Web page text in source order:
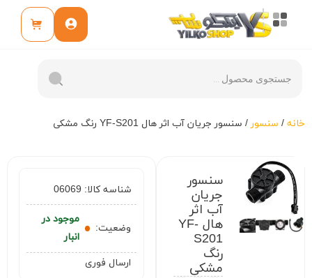
خانه / سنسور / سنسور جریان آب اثر هال YF-S201 رنگ مشکی
سنسور
جریان
آب اثر
هال YF-
S201
رنگ
مشکی
شناسه کالا: 06069
وضعیت:
موجود در
انبار
ارسال فوری